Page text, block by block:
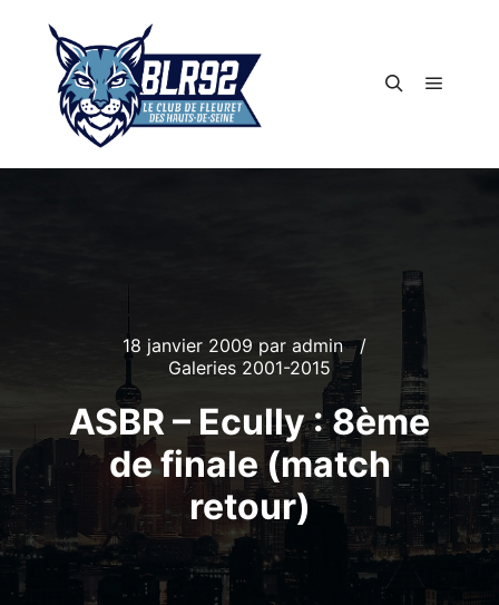
18 janvier 2009 par admin
Galeries 2001-2015
ASBR – Ecully : 8ème
de finale (match
retour)